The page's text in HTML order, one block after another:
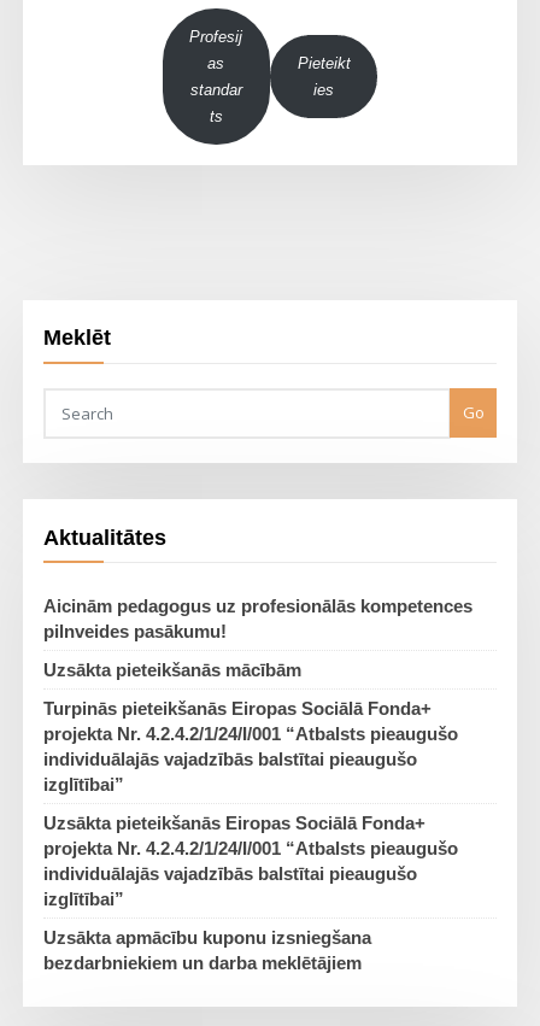
Profesij
as
standar
ts
Pieteikt
ies
Meklēt
Go
Aktualitātes
Aicinām pedagogus uz profesionālās kompetences
pilnveides pasākumu!
Uzsākta pieteikšanās mācībām
Turpinās pieteikšanās Eiropas Sociālā Fonda+
projekta Nr. 4.2.4.2/1/24/I/001 “Atbalsts pieaugušo
individuālajās vajadzībās balstītai pieaugušo
izglītībai”
Uzsākta pieteikšanās Eiropas Sociālā Fonda+
projekta Nr. 4.2.4.2/1/24/I/001 “Atbalsts pieaugušo
individuālajās vajadzībās balstītai pieaugušo
izglītībai”
Uzsākta apmācību kuponu izsniegšana
bezdarbniekiem un darba meklētājiem